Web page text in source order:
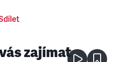
zajímat